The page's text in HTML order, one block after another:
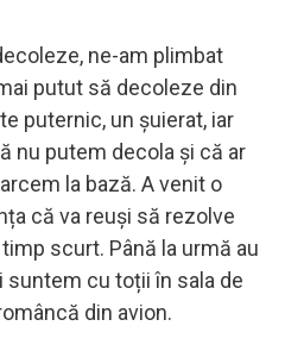
ne-am plimbat
putut să decoleze din
puternic, un șuierat, iar
nu putem decola și că ar
la bază. A venit o
că va reuși să rezolve
scurt. Până la urmă au
suntem cu toții în sala de
din avion.